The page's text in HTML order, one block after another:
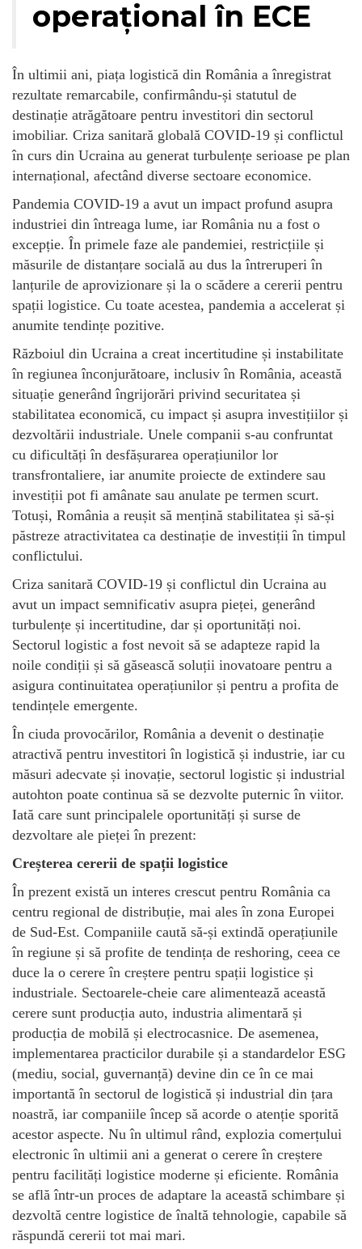
operațional în ECE
În ultimii ani, piața logistică din România a înregistrat
rezultate remarcabile, confirmându-și statutul de
destinație atrăgătoare pentru investitori din sectorul
imobiliar. Criza sanitară globală COVID-19 și conflictul
în curs din Ucraina au generat turbulențe serioase pe plan
internațional, afectând diverse sectoare economice.
Pandemia COVID-19 a avut un impact profund asupra
industriei din întreaga lume, iar România nu a fost o
excepție. În primele faze ale pandemiei, restricțiile și
măsurile de distanțare socială au dus la întreruperi în
lanțurile de aprovizionare și la o scădere a cererii pentru
spații logistice. Cu toate acestea, pandemia a accelerat și
anumite tendințe pozitive.
Războiul din Ucraina a creat incertitudine și instabilitate
în regiunea înconjurătoare, inclusiv în România, această
situație generând îngrijorări privind securitatea și
stabilitatea economică, cu impact și asupra investițiilor și
dezvoltării industriale. Unele companii s-au confruntat
cu dificultăți în desfășurarea operațiunilor lor
transfrontaliere, iar anumite proiecte de extindere sau
investiții pot fi amânate sau anulate pe termen scurt.
Totuși, România a reușit să mențină stabilitatea și să-și
păstreze atractivitatea ca destinație de investiții în timpul
conflictului.
Criza sanitară COVID-19 și conflictul din Ucraina au
avut un impact semnificativ asupra pieței, generând
turbulențe și incertitudine, dar și oportunități noi.
Sectorul logistic a fost nevoit să se adapteze rapid la
noile condiții și să găsească soluții inovatoare pentru a
asigura continuitatea operațiunilor și pentru a profita de
tendințele emergente.
În ciuda provocărilor, România a devenit o destinație
atractivă pentru investitori în logistică și industrie, iar cu
măsuri adecvate și inovație, sectorul logistic și industrial
autohton poate continua să se dezvolte puternic în viitor.
Iată care sunt principalele oportunități și surse de
dezvoltare ale pieței în prezent:
Creșterea cererii de spații logistice
În prezent există un interes crescut pentru România ca
centru regional de distribuție, mai ales în zona Europei
de Sud-Est. Companiile caută să-și extindă operațiunile
în regiune și să profite de tendința de reshoring, ceea ce
duce la o cerere în creștere pentru spații logistice și
industriale. Sectoarele-cheie care alimentează această
cerere sunt producția auto, industria alimentară și
producția de mobilă și electrocasnice. De asemenea,
implementarea practicilor durabile și a standardelor ESG
(mediu, social, guvernanță) devine din ce în ce mai
importantă în sectorul de logistică și industrial din țara
noastră, iar companiile încep să acorde o atenție sporită
acestor aspecte. Nu în ultimul rând, explozia comerțului
electronic în ultimii ani a generat o cerere în creștere
pentru facilități logistice moderne și eficiente. România
se află într-un proces de adaptare la această schimbare și
dezvoltă centre logistice de înaltă tehnologie, capabile să
răspundă cererii tot mai mari.